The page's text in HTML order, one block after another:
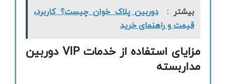
بیشتر :
دوربین پلاک خوان چیست؟ کاربرد،
قیمت و راهنمای خرید
مزایای استفاده از خدمات VIP دوربین
مداربسته